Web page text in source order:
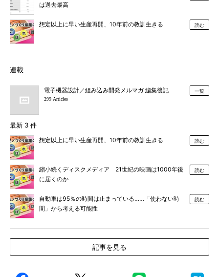
は過去最高
想定以上に早い生産再開、10年前の教訓生きる 読む
連載
電子機器設計／組み込み開発メルマガ 編集後記
299 Articles
一覧
最新 3 件
想定以上に早い生産再開、10年前の教訓生きる 読む
縮小続くディスクメディア 21世紀の映画は1000年後
に届くのか
読む
自動車は95％の時間は止まっている……「使わない時
間」から考える可能性
読む
記事を見る